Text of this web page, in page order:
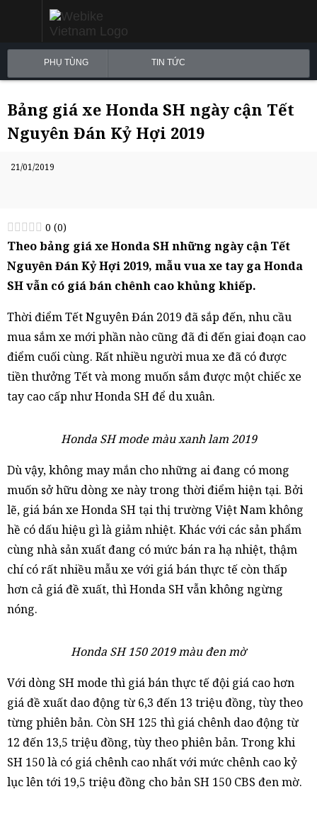
PHỤ TÙNG TIN TỨC
Bảng giá xe Honda SH ngày cận Tết
Nguyên Đán Kỷ Hợi 2019
21/01/2019
0 (0)
Theo bảng giá xe Honda SH những ngày cận Tết
Nguyên Đán Kỷ Hợi 2019, mẫu vua xe tay ga Honda
SH vẫn có giá bán chênh cao khủng khiếp.
Thời điểm Tết Nguyên Đán 2019 đã sắp đến, nhu cầu
mua sắm xe mới phần nào cũng đã đi đến giai đoạn cao
điểm cuối cùng. Rất nhiều người mua xe đã có được
tiền thưởng Tết và mong muốn sắm được một chiếc xe
tay cao cấp như Honda SH để du xuân.
Honda SH mode màu xanh lam 2019
Dù vậy, không may mắn cho những ai đang có mong
muốn sở hữu dòng xe này trong thời điểm hiện tại. Bởi
lẽ, giá bán xe Honda SH tại thị trường Việt Nam không
hề có dấu hiệu gì là giảm nhiệt. Khác với các sản phẩm
cùng nhà sản xuất đang có mức bán ra hạ nhiệt, thậm
chí có rất nhiều mẫu xe với giá bán thực tế còn thấp
hơn cả giá đề xuất, thì Honda SH vẫn không ngừng
nóng.
Honda SH 150 2019 màu đen mờ
Với dòng SH mode thì giá bán thực tế đội giá cao hơn
giá đề xuất dao động từ 6,3 đến 13 triệu đồng, tùy theo
từng phiên bản. Còn SH 125 thì giá chênh dao động từ
12 đến 13,5 triệu đồng, tùy theo phiên bản. Trong khi
SH 150 là có giá chênh cao nhất với mức chênh cao kỷ
lục lên tới 19,5 triệu đồng cho bản SH 150 CBS đen mờ.